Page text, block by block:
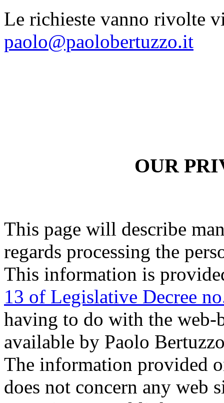
Le richieste vanno rivolte
paolo@paolobertuzzo.it
OUR
This page will describe
regards processing the
This information is
13 of Legislative Decree
having to do with the web-
available by Paolo
The information provided
does not concern any web